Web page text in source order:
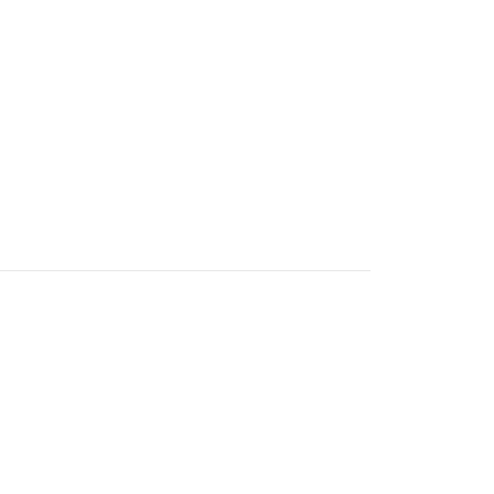
kunststof schijven, een staander en een LED
geleverd met een lithium batterij, die met een